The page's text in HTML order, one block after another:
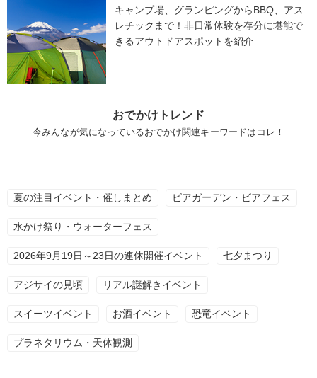
キャンプ場、グランピングからBBQ、アス
レチックまで！非日常体験を存分に堪能で
きるアウトドアスポットを紹介
おでかけトレンド
今みんなが気になっているおでかけ関連キーワードはコレ！
夏の注目イベント・催しまとめ ビアガーデン・ビアフェス
水かけ祭り・ウォーターフェス
2026年9月19日～23日の連休開催イベント 七夕まつり
アジサイの見頃 リアル謎解きイベント
スイーツイベント お酒イベント 恐竜イベント
プラネタリウム・天体観測